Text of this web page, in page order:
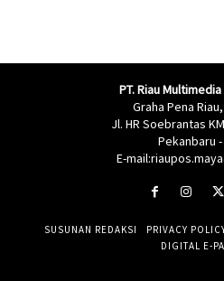
PT. Riau
Graha Pena
Jl. HR Soebrantas
Pekanbaru -
E-
SUSUNAN REDAKSI PRIVACY
DIGITAL E-